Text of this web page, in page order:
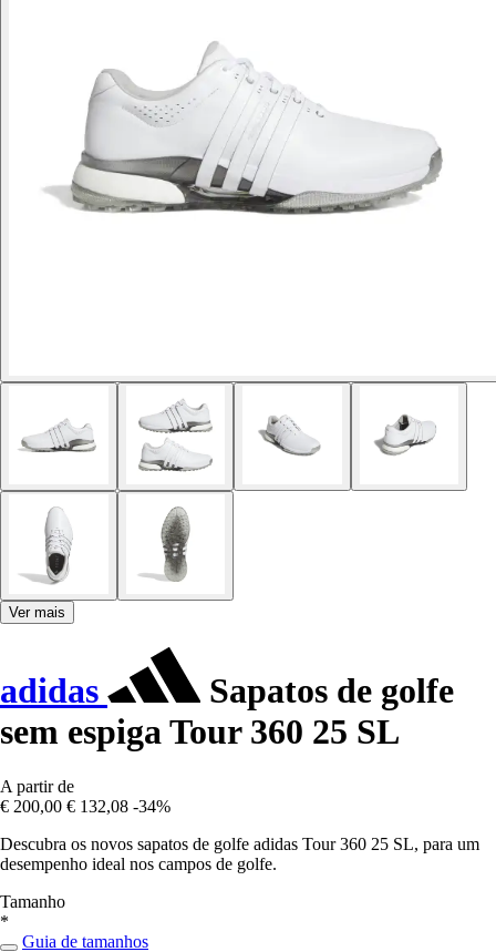
Ver mais
adidas
Sapatos de golfe
sem espiga Tour 360 25 SL
A partir de
€ 200,00 € 132,08 -34%
Descubra os novos sapatos de golfe adidas Tour 360 25 SL, para um
desempenho ideal nos campos de golfe.
Tamanho
*
Guia de tamanhos